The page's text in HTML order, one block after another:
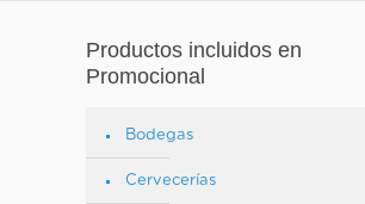
Productos incluidos en
Promocional
Bodegas
Cervecerías